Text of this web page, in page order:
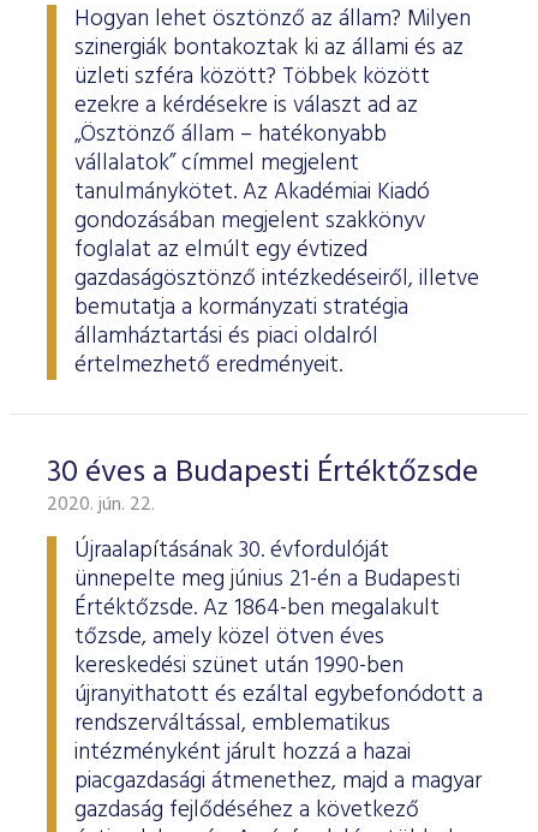
Hogyan lehet ösztönző az állam? Milyen
szinergiák bontakoztak ki az állami és az
üzleti szféra között? Többek között
ezekre a kérdésekre is választ ad az
„Ösztönző állam – hatékonyabb
vállalatok” címmel megjelent
tanulmánykötet. Az Akadémiai Kiadó
gondozásában megjelent szakkönyv
foglalat az elmúlt egy évtized
gazdaságösztönző intézkedéseiről, illetve
bemutatja a kormányzati stratégia
államháztartási és piaci oldalról
értelmezhető eredményeit.
30 éves a Budapesti Értéktőzsde
2020. jún. 22.
Újraalapításának 30. évfordulóját
ünnepelte meg június 21-én a Budapesti
Értéktőzsde. Az 1864-ben megalakult
tőzsde, amely közel ötven éves
kereskedési szünet után 1990-ben
újranyithatott és ezáltal egybefonódott a
rendszerváltással, emblematikus
intézményként járult hozzá a hazai
piacgazdasági átmenethez, majd a magyar
gazdaság fejlődéséhez a következő